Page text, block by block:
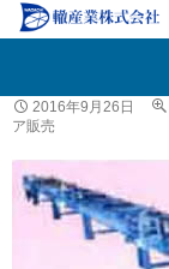
ン
テ
ン
ツ
2016年9月26日
ア販売